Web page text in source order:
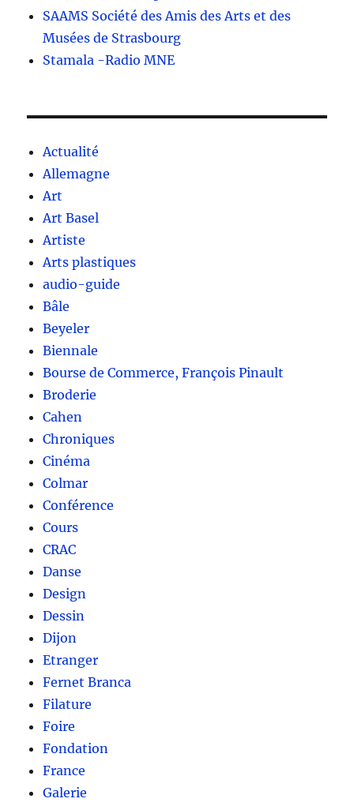
SAAMS Société des Amis des Arts et des
Musées de Strasbourg
Stamala -Radio MNE
Actualité
Allemagne
Art
Art Basel
Artiste
Arts plastiques
audio-guide
Bâle
Beyeler
Biennale
Bourse de Commerce, François Pinault
Broderie
Cahen
Chroniques
Cinéma
Colmar
Conférence
Cours
CRAC
Danse
Design
Dessin
Dijon
Etranger
Fernet Branca
Filature
Foire
Fondation
France
Galerie